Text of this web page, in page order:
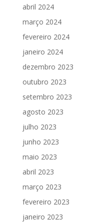
abril 2024
março 2024
fevereiro 2024
janeiro 2024
dezembro 2023
outubro 2023
setembro 2023
agosto 2023
julho 2023
junho 2023
maio 2023
abril 2023
março 2023
fevereiro 2023
janeiro 2023